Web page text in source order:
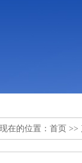
在的位置： 首页 >>